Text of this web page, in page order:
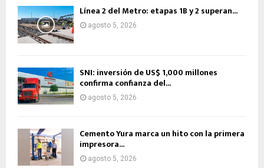
Línea 2 del Metro: etapas 1B y 2 superan...
agosto 5, 2026
SNI: inversión de US$ 1,000 millones
confirma confianza del...
agosto 5, 2026
Cemento Yura marca un hito con la primera
impresora...
agosto 5, 2026